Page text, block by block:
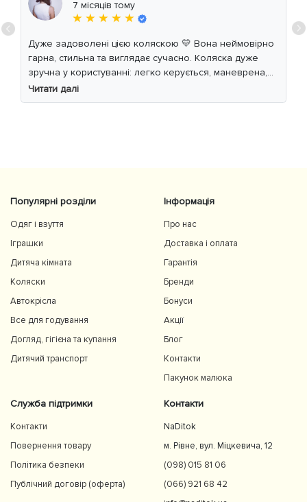
7 місяців тому
★ ★ ★ ★ ★
Дуже задоволені цією коляскою 💛 Вона неймовірно
гарна, стильна та виглядає сучасно. Коляска дуже
зручна у користуванні: легко керується, маневрена,
м’який хід навіть по нерівній дорозі. Дитині
комфортно, просторе сидіння та великий капюшон
Читати далі
Популярні розділи
Одяг і взуття
Іграшки
Дитяча кімната
Коляски
Автокрісла
Все для годування
Догляд, гігієна та купання
Дитячий транспорт
Інформація
Про нас
Доставка і оплата
Гарантія
Бренди
Бонуси
Акції
Блог
Контакти
Пакунок малюка
Служба підтримки
Контакти
Повернення товару
Політика безпеки
Публічний договір (оферта)
Контакти
NaDitok
м. Рівне, вул. Міцкевича, 12
(098) 015 81 06
(066) 921 68 42